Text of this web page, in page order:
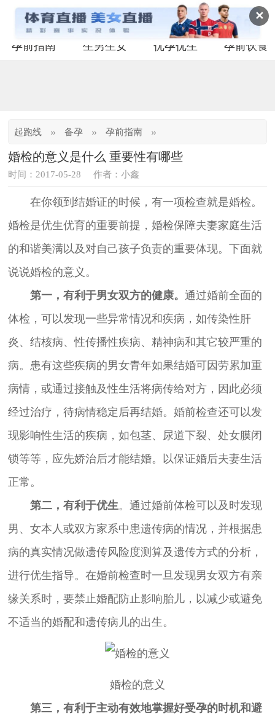
✕
孕前指南 生男生女 优孕优生 孕前饮食
起跑线 » 备孕 » 孕前指南 »
婚检的意义是什么 重要性有哪些
时间：2017-05-28 作者：小鑫
在你领到结婚证的时候，有一项检查就是婚检。
婚检是优生优育的重要前提，婚检保障夫妻家庭生活
的和谐美满以及对自己孩子负责的重要体现。下面就
说说婚检的意义。
第一，有利于男女双方的健康。 通过婚前全面的
体检，可以发现一些异常情况和疾病，如传染性肝
炎、结核病、性传播性疾病、精神病和其它较严重的
病。患有这些疾病的男女青年如果结婚可因劳累加重
病情，或通过接触及性生活将病传给对方，因此必须
经过治疗，待病情稳定后再结婚。婚前检查还可以发
现影响性生活的疾病，如包茎、尿道下裂、处女膜闭
锁等等，应先娇治后才能结婚。以保证婚后夫妻生活
正常。
第二，有利于优生。通过婚前体检可以及时发现
男、女本人或双方家系中患遗传病的情况，并根据患
病的真实情况做遗传风险度测算及遗传方式的分析，
进行优生指导。在婚前检查时一旦发现男女双方有亲
缘关系时，要禁止婚配防止影响胎儿，以减少或避免
不适当的婚配和遗传病儿的出生。
婚检的意义
第三，有利于主动有效地掌握好受孕的时机和避